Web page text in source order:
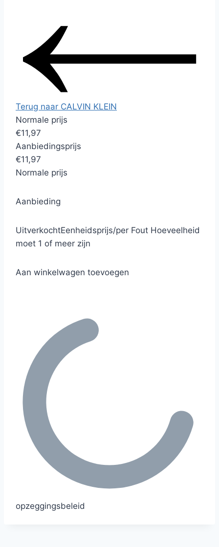
Terug naar CALVIN KLEIN
Normale prijs
€11,97
Aanbiedingsprijs
€11,97
Normale prijs
Aanbieding
UitverkochtEenheidsprijs/per Fout Hoeveelheid
moet 1 of meer zijn
Aan winkelwagen toevoegen
opzeggingsbeleid